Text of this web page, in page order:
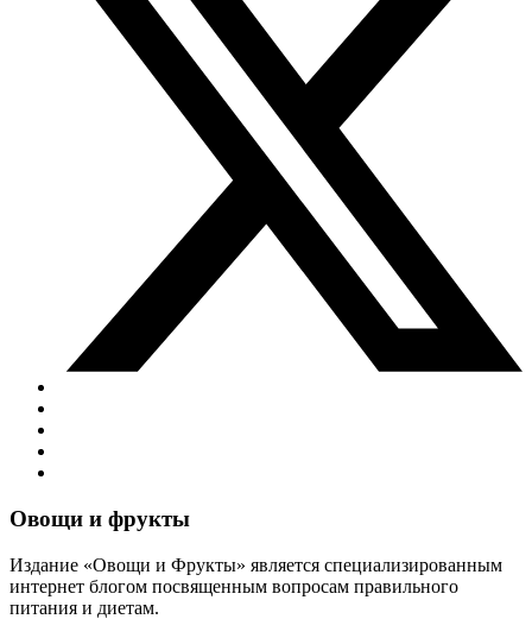
Виджеты
Овощи и фрукты
Издание «Овощи и Фрукты» является специализированным
интернет блогом посвященным вопросам правильного
питания и диетам.